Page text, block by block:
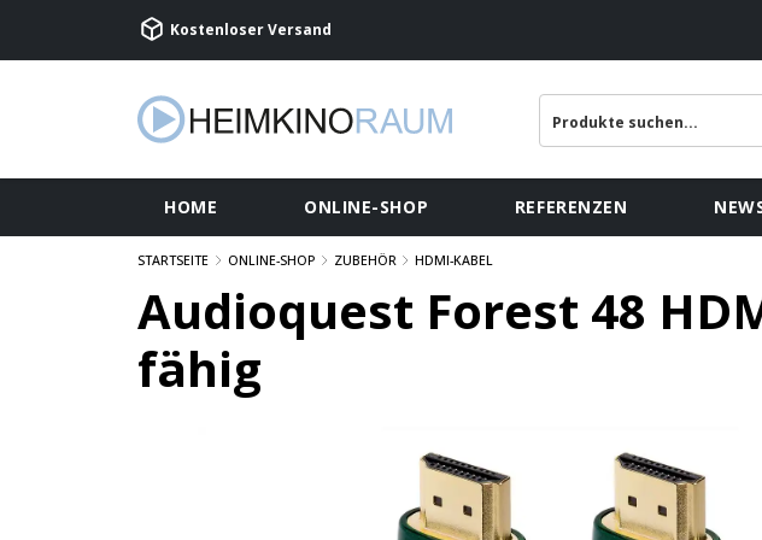
Kostenloser Versand
HOME ONLINE-SHOP REFERENZEN
STARTSEITE ONLINE-SHOP ZUBEHÖR HDMI-KABEL
Audioquest Forest 48
fähig